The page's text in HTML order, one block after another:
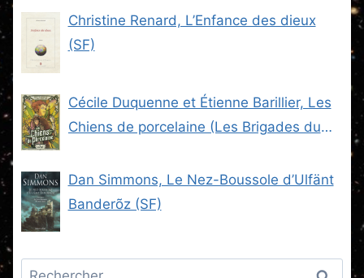
Christine Renard, L’Enfance des dieux
(SF)
Cécile Duquenne et Étienne Barillier, Les
Chiens de porcelaine (Les Brigades du
Dan Simmons, Le Nez-Boussole d’Ulfänt
Banderõz (SF)
Rechercher :